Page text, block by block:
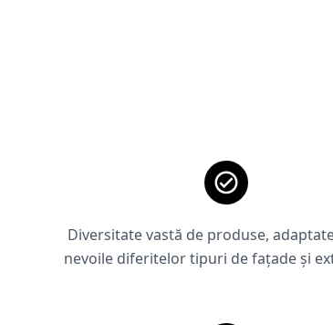
Diversitate vastă de produse,
nevoile diferitelor tipuri de fațade și